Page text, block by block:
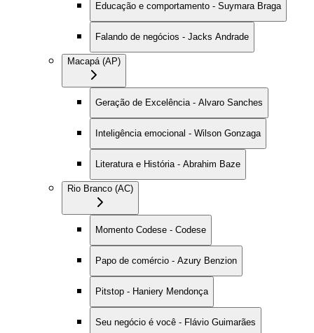
Educação e comportamento - Suymara Braga
Falando de negócios - Jacks Andrade
Macapá (AP)
Geração de Excelência - Alvaro Sanches
Inteligência emocional - Wilson Gonzaga
Literatura e História - Abrahim Baze
Rio Branco (AC)
Momento Codese - Codese
Papo de comércio - Azury Benzion
Pitstop - Haniery Mendonça
Seu negócio é você - Flávio Guimarães